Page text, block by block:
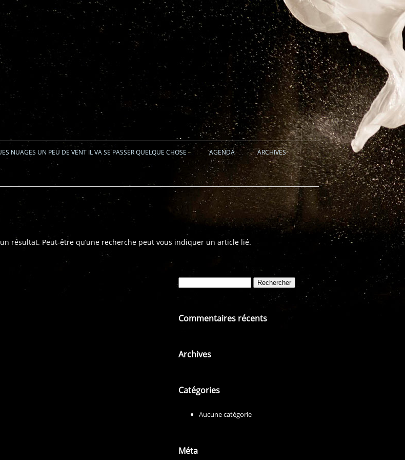
Aller au contenu
NUAGES UN PEU DE VENT IL VA SE PASSER QUELQUE CHOSE AGENDA ARCHIVES
résultat. Peut-être qu’une recherche peut vous indiquer un article lié.
Commentaires récents
Archives
Catégories
Aucune catégorie
Méta